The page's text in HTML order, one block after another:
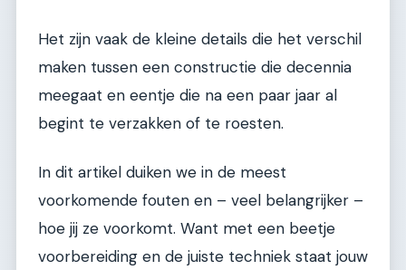
Het zijn vaak de kleine details die het verschil
maken tussen een constructie die decennia
meegaat en eentje die na een paar jaar al
begint te verzakken of te roesten.
In dit artikel duiken we in de meest
voorkomende fouten en – veel belangrijker –
hoe jij ze voorkomt. Want met een beetje
voorbereiding en de juiste techniek staat jouw